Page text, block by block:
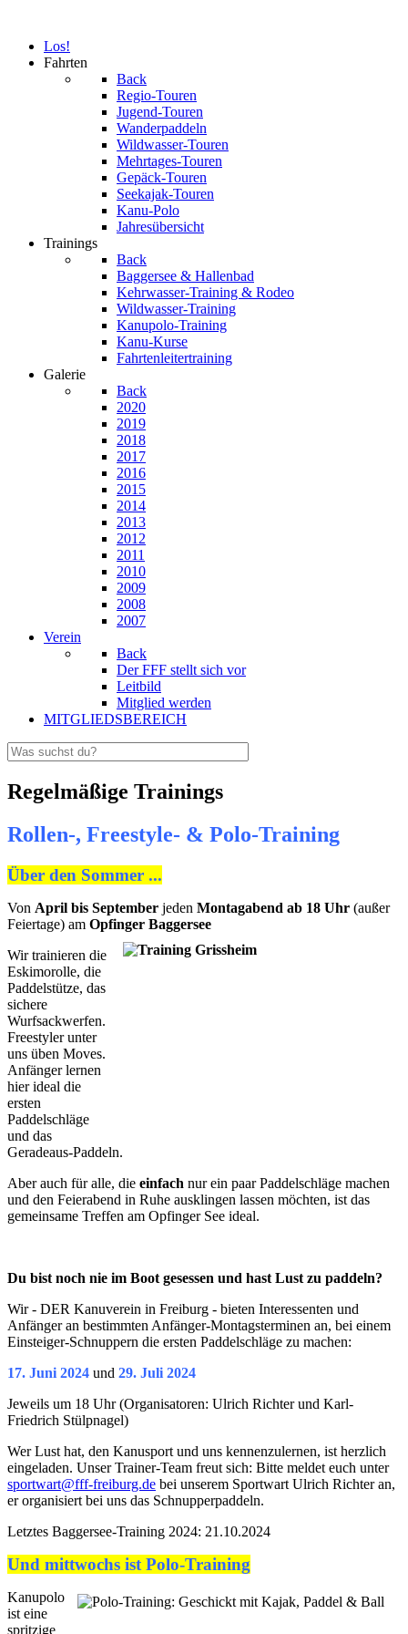
Los!
Fahrten
Back
Regio-Touren
Jugend-Touren
Wanderpaddeln
Wildwasser-Touren
Mehrtages-Touren
Gepäck-Touren
Seekajak-Touren
Kanu-Polo
Jahresübersicht
Trainings
Back
Baggersee & Hallenbad
Kehrwasser-Training & Rodeo
Wildwasser-Training
Kanupolo-Training
Kanu-Kurse
Fahrtenleitertraining
Galerie
Back
2020
2019
2018
2017
2016
2015
2014
2013
2012
2011
2010
2009
2008
2007
Verein
Back
Der FFF stellt sich vor
Leitbild
Mitglied werden
MITGLIEDSBEREICH
Regelmäßige Trainings
Rollen-, Freestyle- & Polo-Training
Über den Sommer ...
Von April bis September jeden Montagabend ab 18 Uhr (außer
Feiertage) am Opfinger Baggersee
Wir trainieren die
Eskimorolle, die
Paddelstütze, das
sichere
Wurfsackwerfen.
Freestyler unter
uns üben Moves.
Anfänger lernen
hier ideal die
ersten
Paddelschläge
und das
Geradeaus-Paddeln.
Aber auch für alle, die einfach nur ein paar Paddelschläge machen
und den Feierabend in Ruhe ausklingen lassen möchten, ist das
gemeinsame Treffen am Opfinger See ideal.
Du bist noch nie im Boot gesessen und hast Lust zu paddeln?
Wir - DER Kanuverein in Freiburg - bieten Interessenten und
Anfänger an bestimmten Anfänger-Montagsterminen an, bei einem
Einsteiger-Schnuppern die ersten Paddelschläge zu machen:
17. Juni 2024 und 29. Juli 2024
Jeweils um 18 Uhr (Organisatoren: Ulrich Richter und Karl-
Friedrich Stülpnagel)
Wer Lust hat, den Kanusport und uns kennenzulernen, ist herzlich
eingeladen. Unser Trainer-Team freut sich: Bitte meldet euch unter
sportwart@fff-freiburg.de bei unserem Sportwart Ulrich Richter an,
er organisiert bei uns das Schnupperpaddeln.
Letztes Baggersee-Training 2024: 21.10.2024
Und mittwochs ist Polo-Training
Kanupolo
ist eine
spritzige